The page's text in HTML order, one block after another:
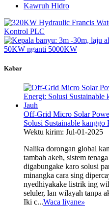
Kawruh Hidro
Kabar
Off-Grid Micro Solar
Solusi Sustainable kanggo
Wektu kirim: Jul-01-2025
Nalika dorongan global
tambah akeh, sistem
digabungake karo solusi
minangka cara sing
nyedhiyakake listrik ing
seluler, lan wilayah tanpa
Iki c...Waca liyane»